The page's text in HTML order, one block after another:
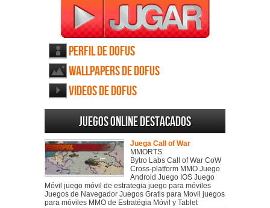
Perfil de Dofus
Wallpapers de Dofus
Videos de Dofus
Juegos online destacados
Juega Call of War
MMORTS
Bytro Labs Call of War CoW
Cross-platform MMO Juego
Android Juego IOS Juego
Móvil juego móvil de estrategia juego para móviles
Juegos de Navegador Juegos Gratis para Movil juegos
para móviles MMO de Estratégia Móvil y Tablet